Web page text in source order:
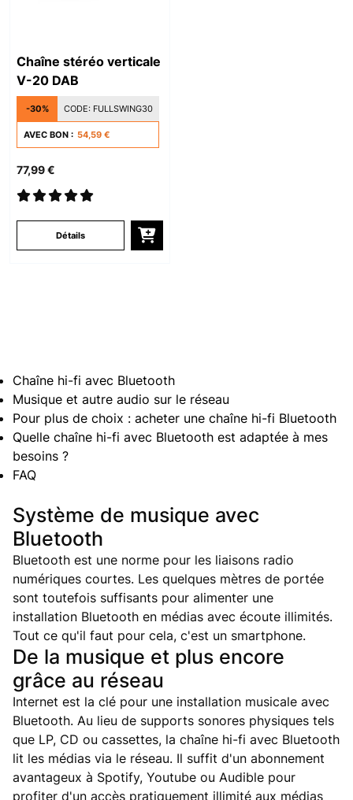
Chaîne stéréo verticale
V-20 DAB
-30% CODE: FULLSWING30
AVEC BON : 54,59 €
77,99 €
Détails
Chaîne hi-fi avec Bluetooth
Musique et autre audio sur le réseau
Pour plus de choix : acheter une chaîne hi-fi Bluetooth
Quelle chaîne hi-fi avec Bluetooth est adaptée à mes
besoins ?
FAQ
Système de musique avec
Bluetooth
Bluetooth est une norme pour les liaisons radio
numériques courtes. Les quelques mètres de portée
sont toutefois suffisants pour alimenter une
installation Bluetooth en médias avec écoute illimités.
Tout ce qu'il faut pour cela, c'est un smartphone.
De la musique et plus encore
grâce au réseau
Internet est la clé pour une installation musicale avec
Bluetooth. Au lieu de supports sonores physiques tels
que LP, CD ou cassettes, la chaîne hi-fi avec Bluetooth
lit les médias via le réseau. Il suffit d'un abonnement
avantageux à Spotify, Youtube ou Audible pour
profiter d'un accès pratiquement illimité aux médias